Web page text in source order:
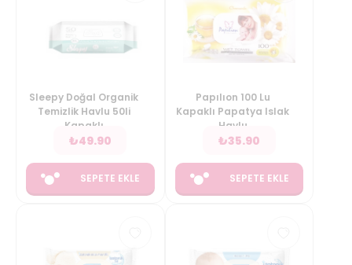
Sleepy Doğal Organik
Temizlik Havlu 50li
Kapaklı
₺49.90
SEPETE EKLE
Papılıon 100 Lu
Kapaklı Papatya Islak
Havlu
₺35.90
SEPETE EKLE